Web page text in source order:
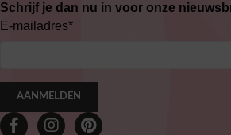
Schrijf je dan nu in voor onze
E-mailadres*
AANMELDEN